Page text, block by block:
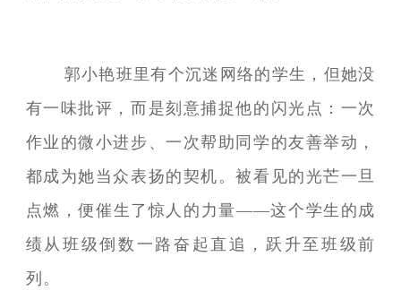
郭小艳班里有个沉迷网络的学生，但她没
有一味批评，而是刻意捕捉他的闪光点：一次
作业的微小进步、一次帮助同学的友善举动，
都成为她当众表扬的契机。被看见的光芒一旦
点燃，便催生了惊人的力量——这个学生的成
绩从班级倒数一路奋起直追，跃升至班级前
列。